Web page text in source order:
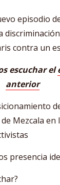
episodio
contra un
escuchar el
anterior
Mezcala en
presencia